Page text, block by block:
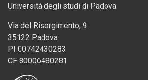
Università degli studi di Padova
Via del Risorgimento, 9
35122 Padova
PI 00742430283
CF 80006480281